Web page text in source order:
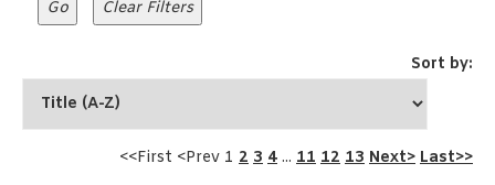
Sort by:
<<First <Prev 1 2 3 4 ... 11 12 13 Next> Last>>